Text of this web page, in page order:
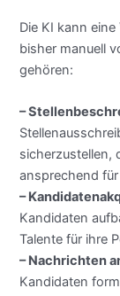
Die KI kann
bisher manuell
gehören:
–
sicherzustellen,
ansprechend
–
Kandidaten
Talente für ihre
– Nachrichten
Kandidaten